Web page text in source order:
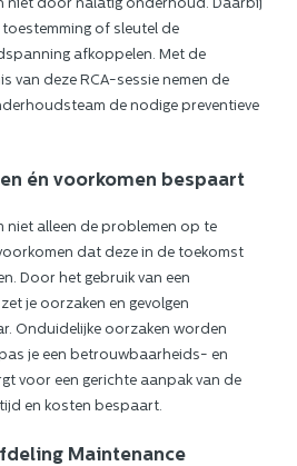
niet door nalatig onderhoud. Daarbij
of sleutel de
afkoppelen. Met de
van deze RCA-sessie nemen de
de nodige preventieve
én voorkomen bespaart
niet alleen de problemen op te
dat deze in de toekomst
Door het gebruik van een
je oorzaken en gevolgen
Onduidelijke oorzaken worden
je een betrouwbaarheids- en
voor een gerichte aanpak van de
en kosten bespaart.
Maintenance